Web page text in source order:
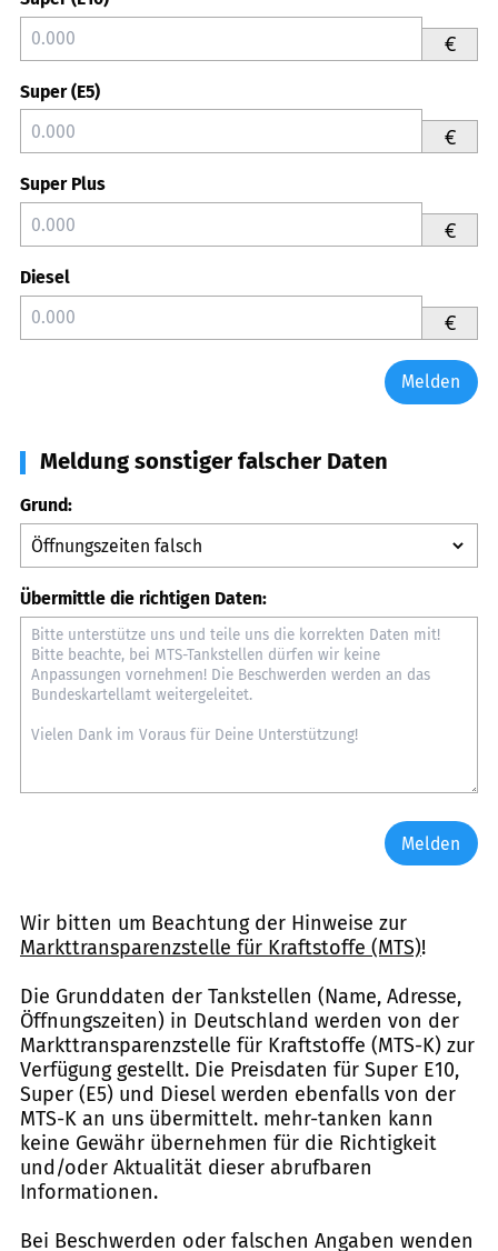
€
Super (E5)
€
Super Plus
€
Diesel
€
Melden
Meldung sonstiger falscher Daten
Grund:
Übermittle die richtigen Daten:
Melden
Wir bitten um Beachtung der Hinweise zur
Markttransparenzstelle für Kraftstoffe (MTS)!
Die Grunddaten der Tankstellen (Name, Adresse,
Öffnungszeiten) in Deutschland werden von der
Markttransparenzstelle für Kraftstoffe (MTS-K) zur
Verfügung gestellt. Die Preisdaten für Super E10,
Super (E5) und Diesel werden ebenfalls von der
MTS-K an uns übermittelt. mehr-tanken kann
keine Gewähr übernehmen für die Richtigkeit
und/oder Aktualität dieser abrufbaren
Informationen.
Bei Beschwerden oder falschen Angaben wenden